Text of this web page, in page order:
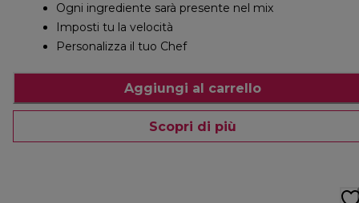
Ogni ingrediente sarà presente nel mix
Imposti tu la velocità
Personalizza il tuo Chef
Aggiungi al carrello
Scopri di più